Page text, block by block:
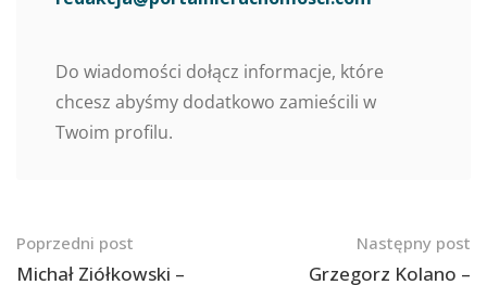
Do wiadomości dołącz informacje, które
chcesz abyśmy dodatkowo zamieścili w
Twoim profilu.
Nawigacja
Poprzedni post
Michał Ziółkowski –
Następny post
Grzegorz Kolano –